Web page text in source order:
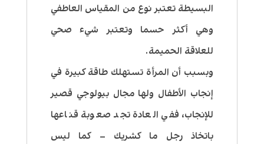
البسيطة تعتبر نوع من المقياس العاطفي
وهي أكثر حسما وتعتبر شيء صحي
للعلاقة الحميمة.
وبسبب أن المرأة تستهلك طاقة كبيرة في
إنجاب الأطفال ولها مجال بيولوجي قصير
للإنجاب، ففي العادة تجد صعوبة قناعها
باتخاذ رجل ما كشريك – كما ليس